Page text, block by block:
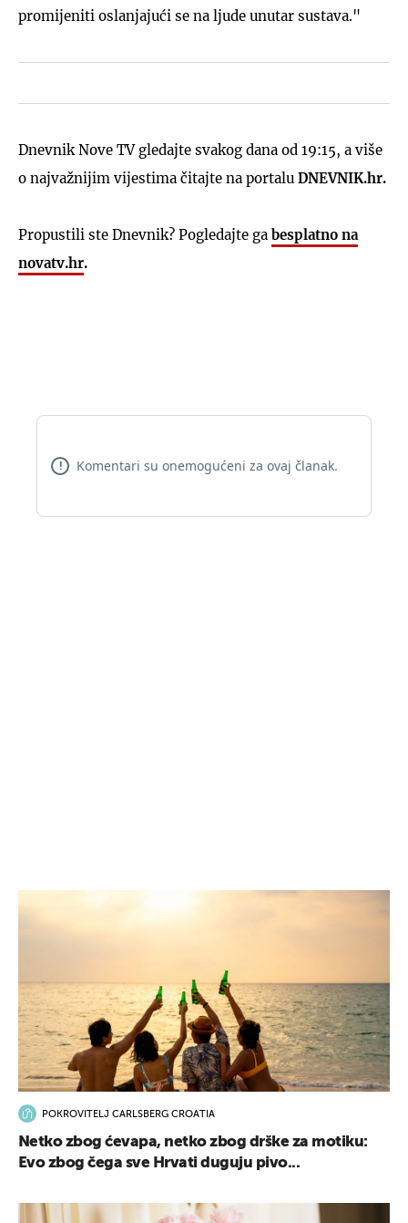
promijeniti oslanjajući se na ljude unutar sustava."
Dnevnik Nove TV gledajte svakog dana od 19:15, a više
o najvažnijim vijestima čitajte na portalu DNEVNIK.hr.
Propustili ste Dnevnik? Pogledajte ga besplatno na
novatv.hr.
! Komentari su onemogućeni za ovaj članak.
POKROVITELJ CARLSBERG CROATIA
Netko zbog ćevapa, netko zbog drške za motiku:
Evo zbog čega sve Hrvati duguju pivo...